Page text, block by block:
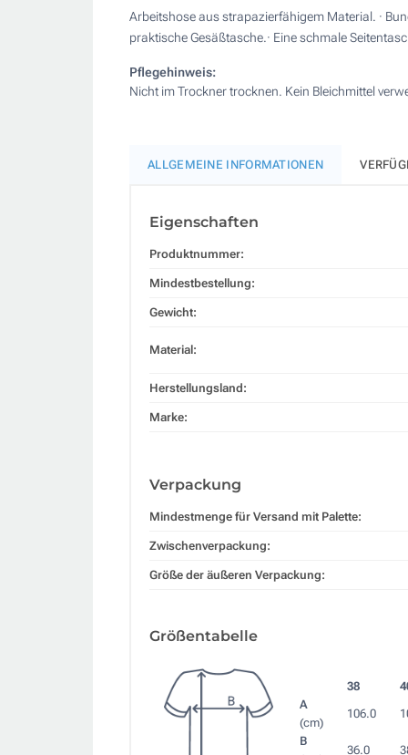
Arbeitshose aus strapazierfähigem Material. ·
praktische Gesäßtasche.· Eine schmale
Pflegehinweis:
Nicht im Trockner trocknen. Kein Bleichmittel
ALLGEMEINE INFORMATIONEN
Eigenschaften
Produktnummer:
Mindestbestellung:
Gewicht:
Material:
Herstellungsland:
Marke:
Verpackung
Mindestmenge für Versand mit Palette:
Zwischenverpackung:
Größe der äußeren Verpackung:
Größentabelle
38
A
(cm)
106.0
B
36.0